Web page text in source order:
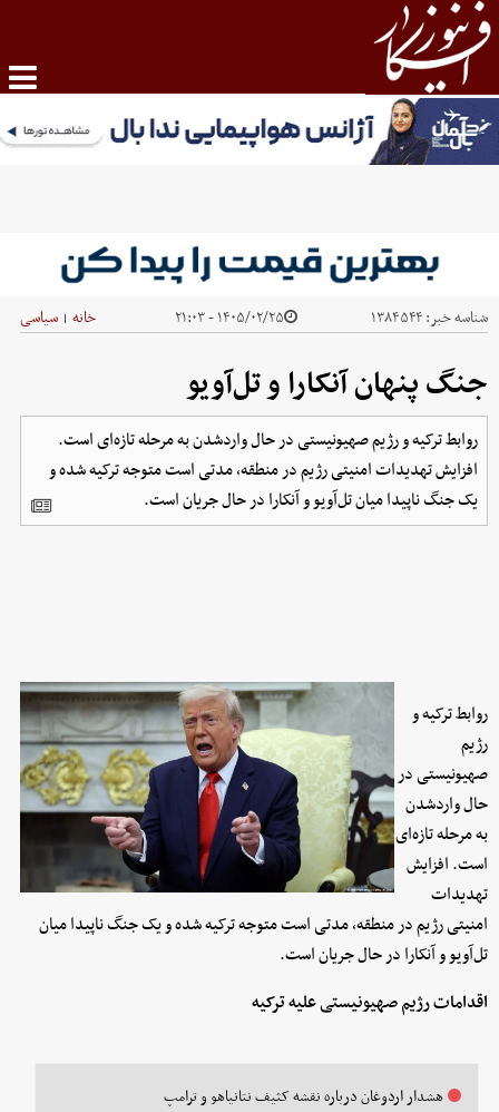
شناسه خبر:۱۳۸۴۵۴۴ ۱۴۰۵/۰۲/۲۵ - ۲۱:۰۳ خانه | سیاسی
جنگ پنهان آنکارا و تل‌آویو
روابط ترکیه و رژیم صهیونیستی در حال واردشدن به مرحله تازه‌ای است.
افزایش تهدیدات امنیتی رژیم در منطقه، مدتی است متوجه ترکیه شده و
یک جنگ ناپیدا میان تل‌آویو و آنکارا در حال جریان است.
روابط ترکیه و
رژیم
صهیونیستی در
حال واردشدن
به مرحله تازه‌ای
است. افزایش
تهدیدات
امنیتی رژیم در منطقه، مدتی است متوجه ترکیه شده و یک جنگ ناپیدا میان
تل‌آویو و آنکارا در حال جریان است.
اقدامات رژیم صهیونیستی علیه ترکیه
هشدار اردوغان درباره نقشه کثیف نتانیاهو و ترامپ